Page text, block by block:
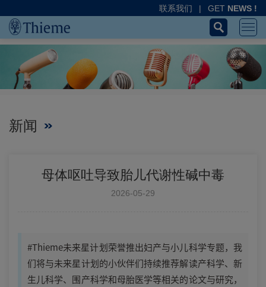
联系我们 | GET NEWS !
新闻
母体呕吐导致胎儿代谢性碱中毒
2026-05-29
#Thieme未来星计划荣誉推出妇产与小儿科学专题，我
们将与未来星计划的小伙伴们持续推荐解读产科学、新
生儿科学、围产科学和母胎医学等相关的论文与研究，